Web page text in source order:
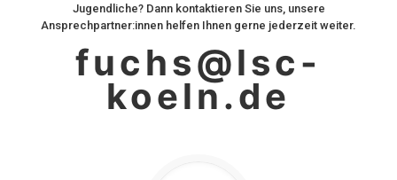
Jugendliche? Dann kontaktieren Sie uns, unsere
Ansprechpartner:innen helfen Ihnen gerne jederzeit weiter.
fuchs@lsc-
koeln.de